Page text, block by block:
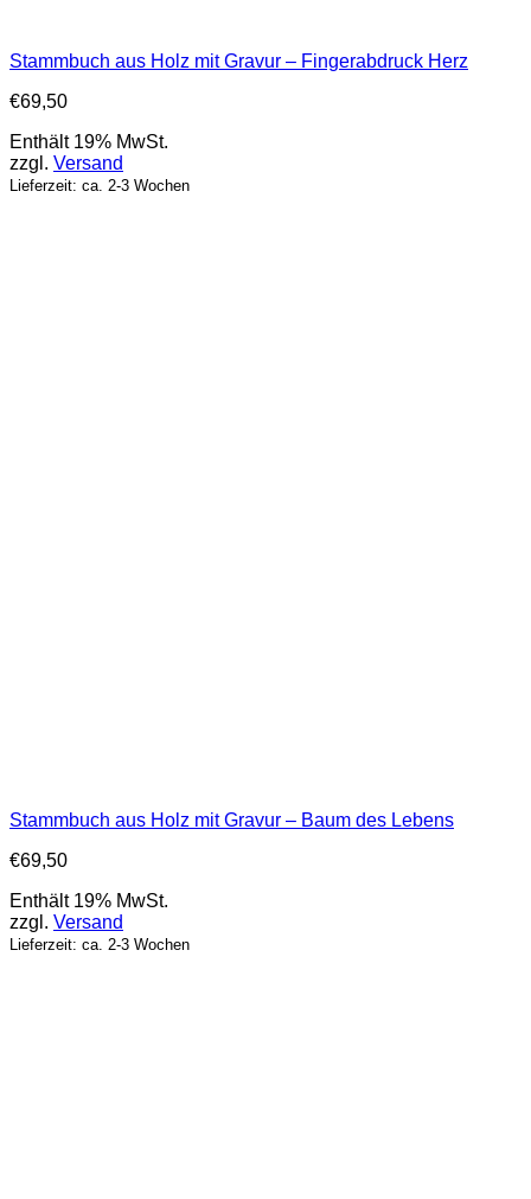
Stammbuch aus Holz mit Gravur – Fingerabdruck Herz
€69,50
Enthält 19% MwSt.
zzgl. Versand
Lieferzeit: ca. 2-3 Wochen
Stammbuch aus Holz mit Gravur – Baum des Lebens
€69,50
Enthält 19% MwSt.
zzgl. Versand
Lieferzeit: ca. 2-3 Wochen